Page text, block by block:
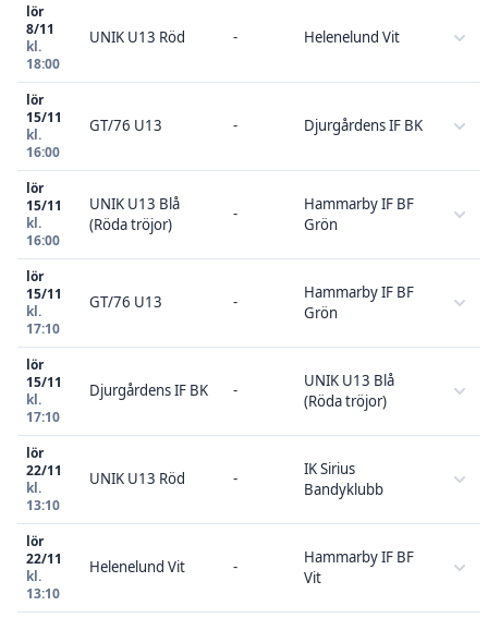
lör
8/11
kl.
18:00
UNIK U13 Röd - Helenelund Vit
lör
15/11
kl.
16:00
GT/76 U13 - Djurgårdens IF BK
lör
15/11
kl.
16:00
UNIK U13 Blå
(Röda tröjor)
-
Hammarby IF BF
Grön
lör
15/11
kl.
17:10
GT/76 U13 -
Hammarby IF BF
Grön
lör
15/11
kl.
17:10
Djurgårdens IF BK -
UNIK U13 Blå
(Röda tröjor)
lör
22/11
kl.
13:10
UNIK U13 Röd -
IK Sirius
Bandyklubb
lör
22/11
kl.
13:10
Helenelund Vit -
Hammarby IF BF
Vit